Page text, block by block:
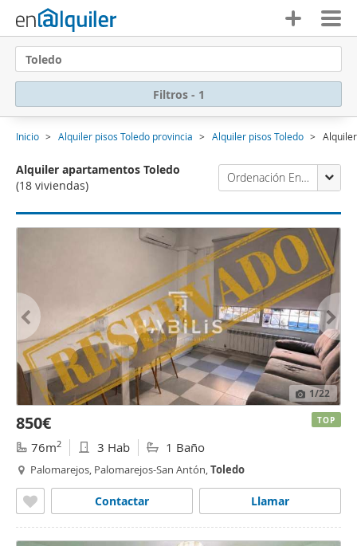
Toledo
Filtros - 1
Inicio Alquiler pisos Toledo provincia Alquiler pisos Toledo
Alquiler apartamentos Toledo
(18 viviendas)
Ordenación Enalquiler
1/22
850€
76m2 3 Hab 1 Baño
Palomarejos, Palomarejos-San Antón,Toledo
Llamar
Contactar
TOP